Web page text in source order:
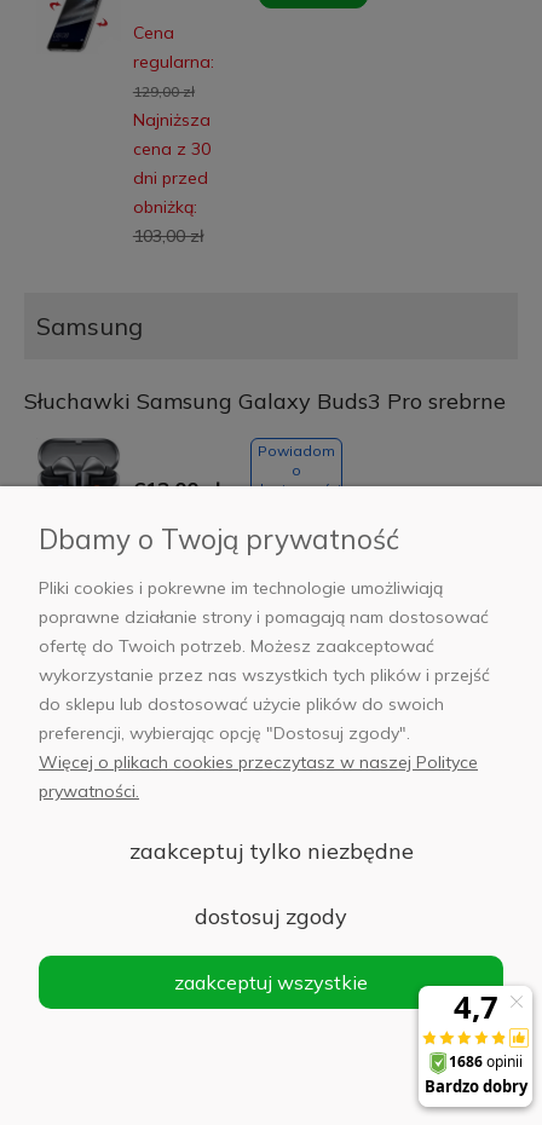
Cena
regularna:
129,00 zł
Najniższa
cena z 30
dni przed
obniżką:
103,00 zł
Samsung
Słuchawki Samsung Galaxy Buds3 Pro srebrne
613,00 zł
Powiadom
o
dostępności
Słuchawki Samsung Galaxy Buds3 Srebrne -
Silver
Powiadom
o
Słuchawki Samsung Galaxy Buds3 FE Szare -
363,00 zł
Powiadom
o
dostępności
Dbamy o Twoją prywatność
Pliki cookies i pokrewne im technologie umożliwiają
poprawne działanie strony i pomagają nam dostosować
ofertę do Twoich potrzeb. Możesz zaakceptować
wykorzystanie przez nas wszystkich tych plików i przejść
do sklepu lub dostosować użycie plików do swoich
preferencji, wybierając opcję "Dostosuj zgody".
Więcej o plikach cookies przeczytasz w naszej Polityce
prywatności.
zaakceptuj tylko niezbędne
dostosuj zgody
zaakceptuj wszystkie